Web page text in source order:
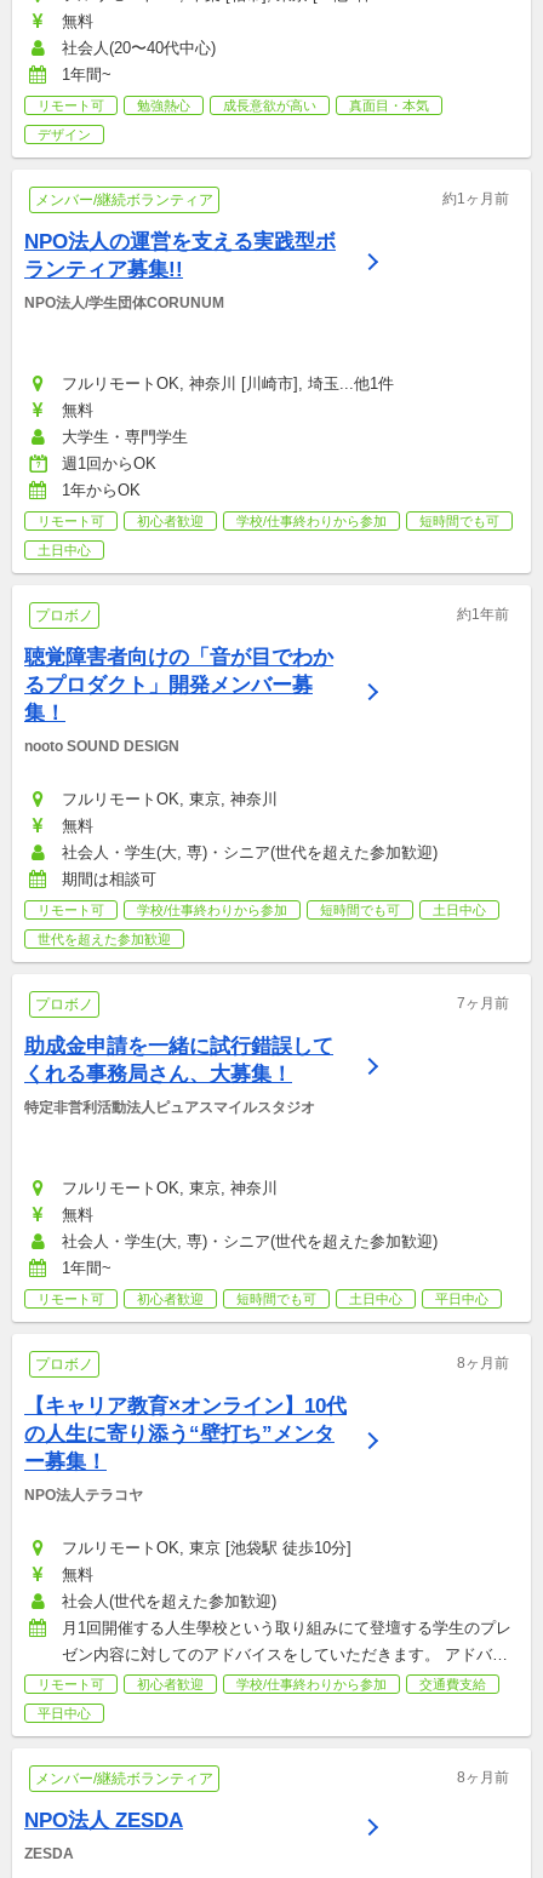
無料
社会人(20〜40代中心)
1年間~
リモート可 勉強熱心 成長意欲が高い
真面目・本気
デザイン
メンバー/継続ボランティア 約1ヶ月前
NPO法人の運営を支える実践型ボ
ランティア募集!!
NPO法人/学生団体CORUNUM
フルリモートOK, 神奈川 [川崎市], 埼玉...他1件
無料
大学生・専門学生
週1回からOK
1年からOK
リモート可 初心者歓迎 学校/仕事終わりから参加
短時間でも可
土日中心
プロボノ 約1年前
聴覚障害者向けの「音が目でわか
るプロダクト」開発メンバー募
集！
nooto SOUND DESIGN
フルリモートOK, 東京, 神奈川
無料
社会人・学生(大, 専)・シニア(世代を超えた参加歓迎)
期間は相談可
リモート可 学校/仕事終わりから参加 短時間でも可
土日中心
世代を超えた参加歓迎
プロボノ 7ヶ月前
助成金申請を一緒に試行錯誤して
くれる事務局さん、大募集！
特定非営利活動法人ピュアスマイルスタジオ
フルリモートOK, 東京, 神奈川
無料
社会人・学生(大, 専)・シニア(世代を超えた参加歓迎)
1年間~
リモート可 初心者歓迎 短時間でも可 土日中心 平日中心
プロボノ 8ヶ月前
【キャリア教育×オンライン】10代
の人生に寄り添う“壁打ち”メンタ
ー募集！
NPO法人テラコヤ
フルリモートOK, 東京 [池袋駅 徒歩10分]
無料
社会人(世代を超えた参加歓迎)
月1回開催する人生學校という取り組みにて登壇する学生のプレ
ゼン内容に対してのアドバイスをしていただきます。 アドバイ
スは対面、オンラインどちらでも実施可能です。
リモート可 初心者歓迎 学校/仕事終わりから参加
交通費支給
平日中心
メンバー/継続ボランティア 8ヶ月前
NPO法人 ZESDA
ZESDA